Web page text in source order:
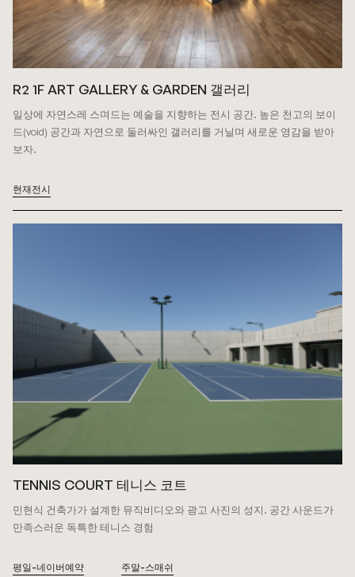
R2 1F ART GALLERY & GARDEN 갤러리
일상에 자연스레 스며드는 예술을 지향하는 전시 공간. 높은 천고의 보이
드(void) 공간과 자연으로 둘러싸인 갤러리를 거닐며 새로운 영감을 받아
보자.
현재전시
TENNIS COURT 테니스 코트
민현식 건축가가 설계한 뮤직비디오와 광고 사진의 성지. 공간 사운드가
만족스러운 독특한 테니스 경험
평일-네이버예약 주말-스매쉬